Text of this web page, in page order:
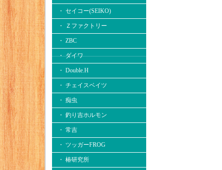
・ セイコー(SEIKO)
・ Ｚファクトリー
・ ZBC
・ ダイワ
・ Double.H
・ チェイスベイツ
・ 痴虫
・ 釣り吉ホルモン
・ 常吉
・ ツッガーFROG
・ 椿研究所